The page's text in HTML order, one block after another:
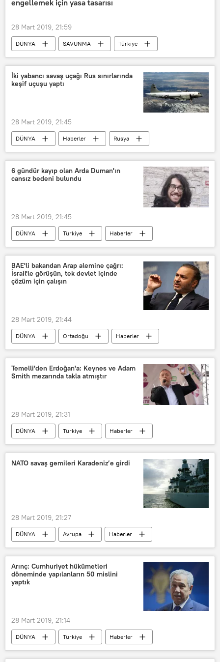
Mehmet Ali Kulat
Ekrem İmamoğlu
CHP
MHP
MAK Danışmanlık
MAK Araştırma
engellemek için yasa tasarısı
28 Mart 2019, 21:59
DÜNYA SAVUNMA
Türkiye
Haberler
Rusya
ABD
TÜRKİYE
Jeanne Shaheen
NATO
ABD Senatosu
ABD-Türkiye ilişkileri
İki yabancı savaş uçağı Rus sınırlarında
keşif uçuşu yaptı
28 Mart 2019, 21:45
DÜNYA Haberler
Rusya
ABD
ABD Hava Kuvetleri
Lockheed ЕР-3Е Orion
6 gündür kayıp olan Arda Duman'ın
cansız bedeni bulundu
28 Mart 2019, 21:45
DÜNYA Türkiye
Haberler
TÜRKİYE
Arda Duman
AFAD
Boğaziçi Üniversitesi
BAE'li bakandan Arap alemine çağrı:
İsrail'le görüşün, tek devlet içinde
çözüm için çalışın
28 Mart 2019, 21:44
DÜNYA Ortadoğu
Haberler
Birleşik Arap Emirlikleri (BAE)
İsrail
Filistin
Suriye
Golan Tepeleri
Enver Muhammed Gargaş
Temelli'den Erdoğan'a: Keynes ve Adam
Smith mezarında takla atmıştır
28 Mart 2019, 21:31
DÜNYA Türkiye
Haberler
POLİTİKA
TÜRKİYE
Diyarbakır
Sezai Temelli
NATO savaş gemileri Karadeniz’e girdi
28 Mart 2019, 21:27
DÜNYA Avrupa
Haberler
NATO
destroyer fırkateyn
Arınç: Cumhuriyet hükümetleri
döneminde yapılanların 50 mislini
yaptık
28 Mart 2019, 21:14
DÜNYA Türkiye
Haberler
POLİTİKA
TÜRKİYE